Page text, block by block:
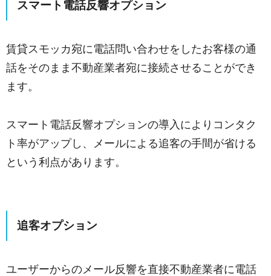
スマート電話反響オプション
賃貸スモッカ宛に電話問い合わせをしたお客様の通
話をそのまま不動産業者宛に接続させることができ
ます。
スマート電話反響オプションの導入によりコンタク
ト率がアップし、メールによる追客の手間が省ける
という利点があります。
追客オプション
ユーザーからのメール反響を直接不動産業者に電話